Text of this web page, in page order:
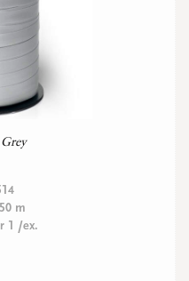
Grey
m
1 /ex.